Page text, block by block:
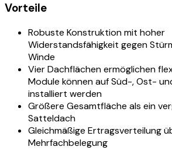
Vorteile
Robuste Konstruktion mit hoher
Widerstandsfähigkeit gegen
Winde
Vier Dachflächen ermöglichen
Module können auf Süd-, Ost-
installiert werden
Größere Gesamtfläche als ein
Satteldach
Gleichmäßige Ertragsverteilung
Mehrfachbelegung